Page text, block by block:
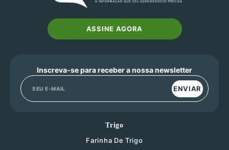
ASSINE AGORA
Inscreva-se para receber a nossa newsletter
ENVIAR
Trigo
Farinha De Trigo